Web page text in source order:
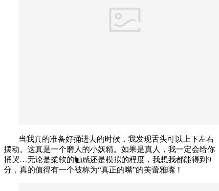
当我真的准备好捅进去的时候，我发现舌头可以上下左右
摆动。这真是一个磨人的小妖精。如果是真人，我一定会给你
捅哭…无论是柔软的触感还是模拟的程度，我想我都能得到9
分，真的值得有一个被称为“真正的嘴”的芙蕾雅嘴！